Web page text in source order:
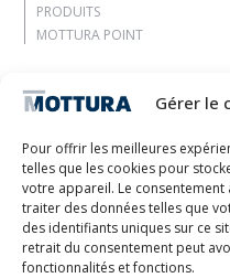
Gérer le
Pour offrir les meilleures
telles que les cookies pour
votre appareil. Le
traiter des données telles que
des identifiants uniques sur ce
retrait du consentement peut
fonctionnalités et fonctions.
PRODUITS
MOTTURA POINT
Entreprise
Laissez-vous inspirer
Travaille avec nous
Zone réservée
Certifications
M2Net
Child Safety